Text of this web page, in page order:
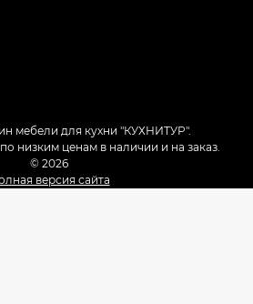
мебели для кухни "КУХНИТУР".
низким ценам в наличии и на заказ.
© 2026
версия сайта